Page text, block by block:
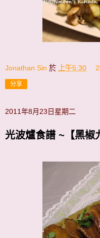
Jonathan Sin 於 上午5:30
分享
2011年8月23日星期二
光波爐食譜 ~【黑椒